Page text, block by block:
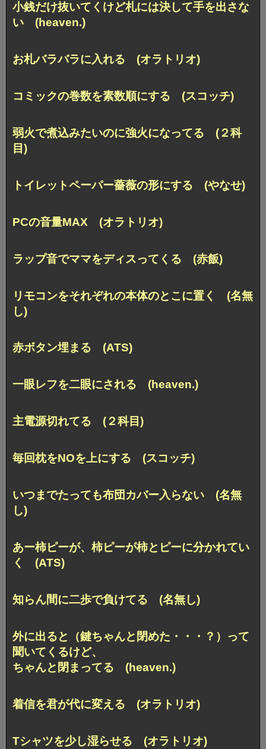
小銭だけ抜いてくけど札には決して手を出さな
い (heaven.)
お札バラバラに入れる (オラトリオ)
コミックの巻数を素数順にする (スコッチ)
弱火で煮込みたいのに強火になってる (２科
目)
トイレットペーパー薔薇の形にする (やなせ)
PCの音量MAX (オラトリオ)
ラップ音でママをディスってくる (赤飯)
リモコンをそれぞれの本体のとこに置く (名無
し)
赤ボタン埋まる (ATS)
一眼レフを二眼にされる (heaven.)
主電源切れてる (２科目)
毎回枕をNOを上にする (スコッチ)
いつまでたっても布団カバー入らない (名無
し)
あー柿ピーが、柿ピーが柿とピーに分かれてい
く (ATS)
知らん間に二歩で負けてる (名無し)
外に出ると（鍵ちゃんと閉めた・・・？）って
聞いてくるけど、
ちゃんと閉まってる (heaven.)
着信を君が代に変える (オラトリオ)
Tシャツを少し湿らせる (オラトリオ)